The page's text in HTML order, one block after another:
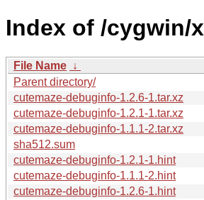
Index of /cygwin/
File Name ↓
Parent directory/
cutemaze-debuginfo-1.2.6-1.tar.xz
cutemaze-debuginfo-1.2.1-1.tar.xz
cutemaze-debuginfo-1.1.1-2.tar.xz
sha512.sum
cutemaze-debuginfo-1.2.1-1.hint
cutemaze-debuginfo-1.1.1-2.hint
cutemaze-debuginfo-1.2.6-1.hint